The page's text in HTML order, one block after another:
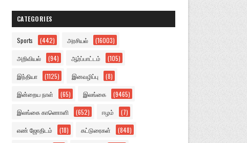
CATEGORIES
Sports (442) அரசியல் (16003)
அறிவியல் (94) ஆர்ப்பாட்டம் (105)
இந்தியா (1125) இனவழிப்பு (8)
இன்றைய நாள் (65) இலங்கை (9465)
இலங்கை காணொளி (652) ஈழம் (7)
எண் ஜோதிடம் (18) கட்டுரைகள் (848)